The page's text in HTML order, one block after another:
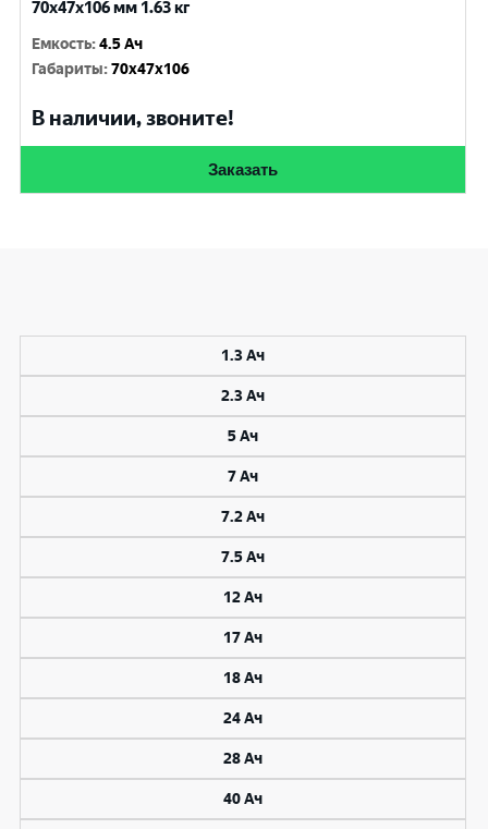
70x47x106 мм 1.63 кг
Емкость:4.5 Ач
Габариты:70x47x106
В наличии, звоните!
Заказать
1.3 Ач
2.3 Ач
5 Ач
7 Ач
7.2 Ач
7.5 Ач
12 Ач
17 Ач
18 Ач
24 Ач
28 Ач
40 Ач